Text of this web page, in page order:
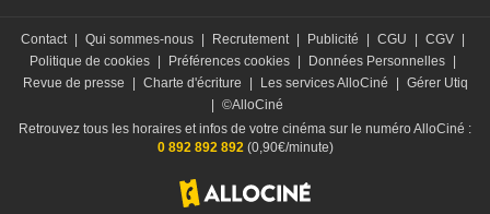
Contact | Qui sommes-nous | Recrutement | Publicité | CGU | CGV |
Politique de cookies | Préférences cookies | Données Personnelles |
Revue de presse
| Charte d'écriture | Les services AlloCiné | Gérer Utiq
| ©AlloCiné
Retrouvez tous les horaires et infos de votre cinéma sur le numéro AlloCiné :
0 892 892 892 (0,90€/minute)